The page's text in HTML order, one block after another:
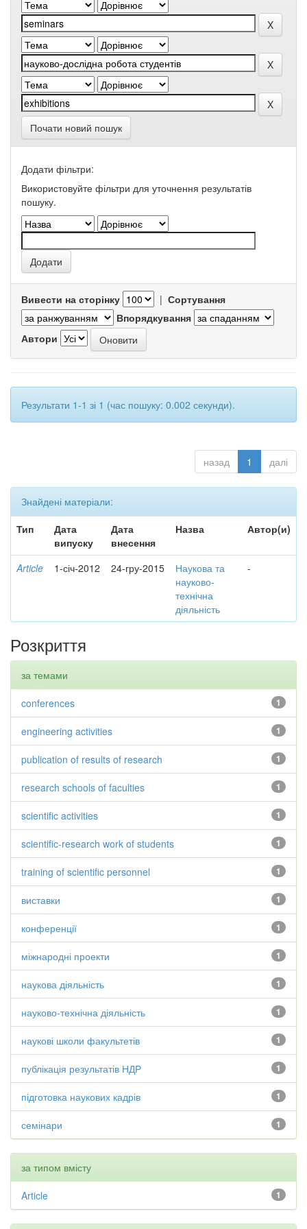
Почати новий пошук
Додати фільтри:
Використовуйте фільтри для уточнення результатів
пошуку.
Вивести на сторінку | Сортування
Впорядкування
Автори
Результати 1-1 зі 1 (час пошуку: 0.002 секунди).
назад 1 далі
Знайдені матеріали:
Тип
Дата
випуску
Дата
внесення
Назва Автор(и)
Article 1-січ-2012 24-гру-2015
Наукова та
науково-
технічна
діяльність
-
Розкриття
за темами
1
conferences
1
engineering activities
1
publication of results of research
1
research schools of faculties
1
scientific activities
1
scientific-research work of students
1
training of scientific personnel
1
виставки
1
конференції
1
міжнародні проекти
1
наукова діяльність
1
науково-технічна діяльність
1
наукові школи факультетів
1
публікація результатів НДР
1
підготовка наукових кадрів
1
семінари
за типом вмісту
1
Article